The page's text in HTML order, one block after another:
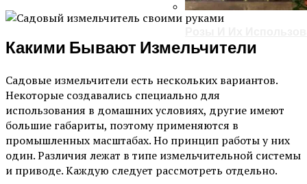
Какими Бывают Измельчители
Садовые измельчители есть нескольких вариантов.
Некоторые создавались специально для
использования в домашних условиях, другие имеют
большие габариты, поэтому применяются в
промышленных масштабах. Но принцип работы у них
один. Различия лежат в типе измельчительной системы
и приводе. Каждую следует рассмотреть отдельно.